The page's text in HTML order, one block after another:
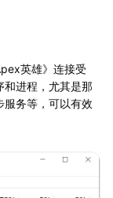
英雄》连接受
和进程，尤其是那
服务等，可以有效